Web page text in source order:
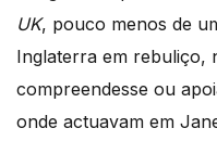
UK, pouco menos de
Inglaterra em rebuliço,
compreendesse ou
onde actuavam em